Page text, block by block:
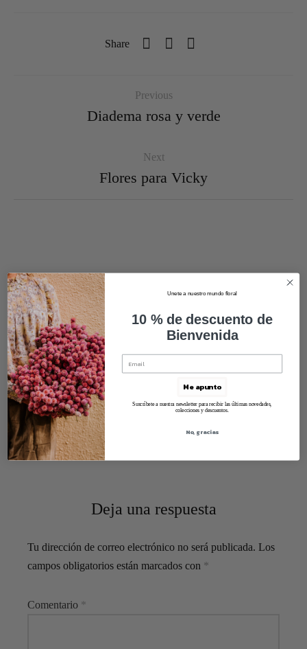
Share
Previous
Diadema rosa y verde
Next
Flores para Vicky
Deja una respuesta
Tu dirección de correo electrónico no será publicada. Los
campos obligatorios están marcados con *
Comentario *
Unete a nuestro mundo floral
10 % de descuento de
Bienvenida
Me apunto
Suscríbete a nuestra newsletter para recibir las últimas novedades,
colecciones y descuentos.
No, gracias